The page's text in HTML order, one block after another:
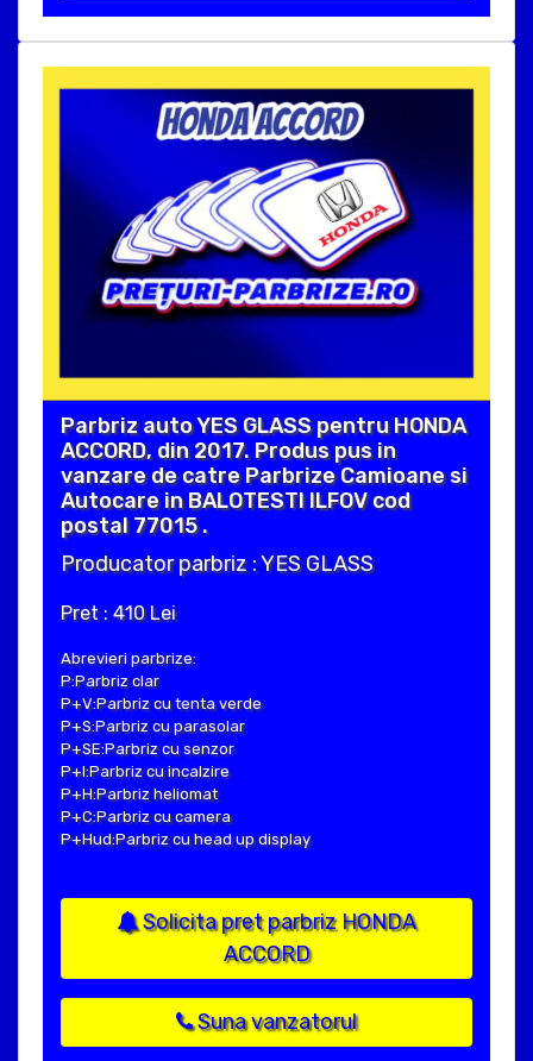
Parbriz auto YES GLASS pentru HONDA
ACCORD, din 2017. Produs pus in
vanzare de catre Parbrize Camioane si
Autocare in BALOTESTI ILFOV cod
postal 77015 .
Producator parbriz : YES GLASS
Pret : 410 Lei
Abrevieri parbrize:
P:Parbriz clar
P+V:Parbriz cu tenta verde
P+S:Parbriz cu parasolar
P+SE:Parbriz cu senzor
P+I:Parbriz cu incalzire
P+H:Parbriz heliomat
P+C:Parbriz cu camera
P+Hud:Parbriz cu head up display
Solicita pret parbriz HONDA
ACCORD
Suna vanzatorul